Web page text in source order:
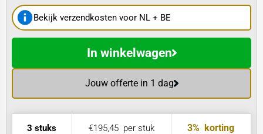
Bekijk verzendkosten voor NL + BE
Jouw offerte in 1 dag
In winkelwagen
3 stuks €195,45per stuk 3% korting